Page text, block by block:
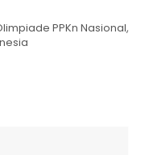
PPKn Nasional,